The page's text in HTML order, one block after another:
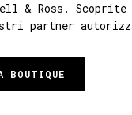
& Ross.
partner
BOUTIQUE